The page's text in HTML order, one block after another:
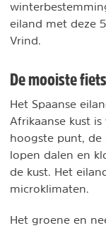
eiland met deze 5
Vrind.
De mooiste
Het Spaanse
Afrikaanse kust
hoogste punt, de
lopen dalen en
de kust. Het
microklimaten.
Het groene en